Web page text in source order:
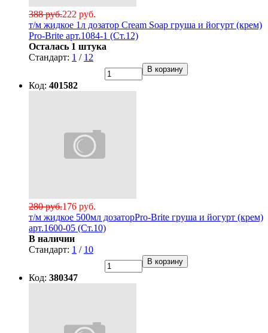
222 руб.
388 руб.
т/м жидкое 1л дозатор Cream Soap груша и йогурт (крем)
Pro-Brite арт.1084-1 (Ст.12)
Осталась 1 штука
Стандарт: 1 / 12
В корзину
Код: 401582
176 руб.
280 руб.
т/м жидкое 500мл дозаторPro-Brite груша и йогурт (крем)
арт.1600-05 (Ст.10)
В наличии
Стандарт: 1 / 10
В корзину
Код: 380347